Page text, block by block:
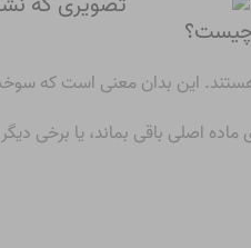
چیست؟
این بدان معنی است که
اصلی باقی بماند، یا برخی